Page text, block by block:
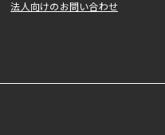
法人向けのお問い合わせ